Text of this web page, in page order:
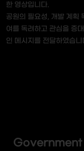
한 영상입니다.
공원의 필요성, 개발 계획
여를 독려하고 관심을 증
인 메시지를 전달하였습니